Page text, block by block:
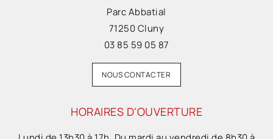
Parc Abbatial
71250 Cluny
03 85 59 05 87
NOUS CONTACTER
HORAIRES D'OUVERTURE